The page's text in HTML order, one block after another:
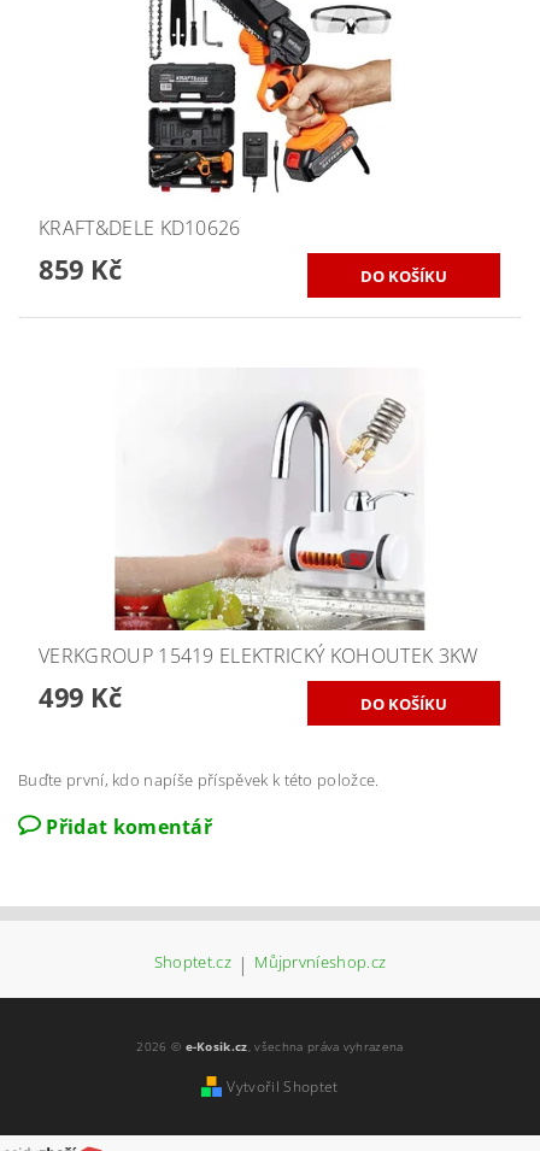
KRAFT&DELE KD10626
859 Kč
VERKGROUP 15419 ELEKTRICKÝ KOHOUTEK 3KW
499 Kč
Buďte první, kdo napíše příspěvek k této položce.
Přidat komentář
Shoptet.cz | Můjprvníeshop.cz
2026 © e-Kosik.cz, všechna práva vyhrazena
Vytvořil Shoptet